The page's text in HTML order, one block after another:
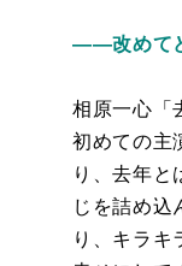
――改めて
相原一心「
初めての主
り、去年と
じを詰め込
り、キラキ